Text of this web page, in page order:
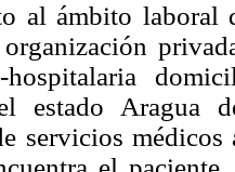
al ámbito laboral
hospitalaria
estado Aragua
servicios